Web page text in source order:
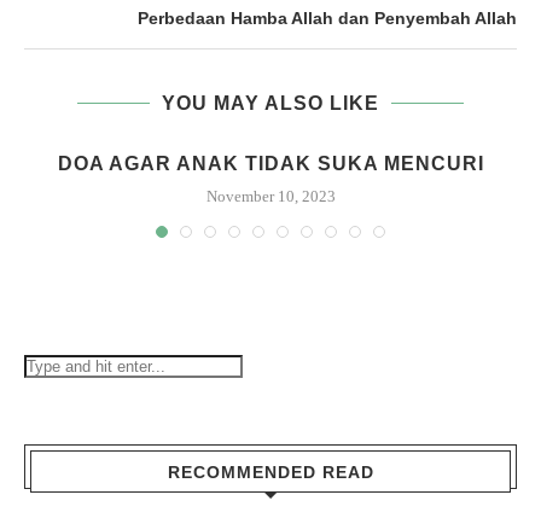
Perbedaan Hamba Allah dan Penyembah Allah
YOU MAY ALSO LIKE
DOA AGAR ANAK TIDAK SUKA MENCURI
November 10, 2023
RECOMMENDED READ